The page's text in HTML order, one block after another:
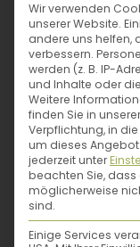
Ein
die
Das
großes
Wir verwenden
unserer Website.
andere uns helfen,
verbessern.
werden (z. B. IP-
und Inhalte oder
Weitere
finden Sie in
Verpflichtung, in
um dieses Angebot
jederzeit unter
beachten Sie,
möglicherweise
sind.
Einige Services